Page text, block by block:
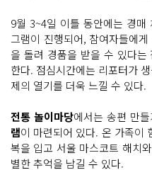
9월 3~4일 이틀 동안에는 경
그램이 진행되어, 참여자들에
을 돌려 경품을 받을 수 있다
한다. 점심시간에는 리포터가
제의 열기를 더욱 느낄 수 있다.
전통 놀이마당에서는 송편 만
램이 마련되어 있다. 온 가족이
복을 입고 서울 마스코트 해치
별한 추억을 남길 수 있다.